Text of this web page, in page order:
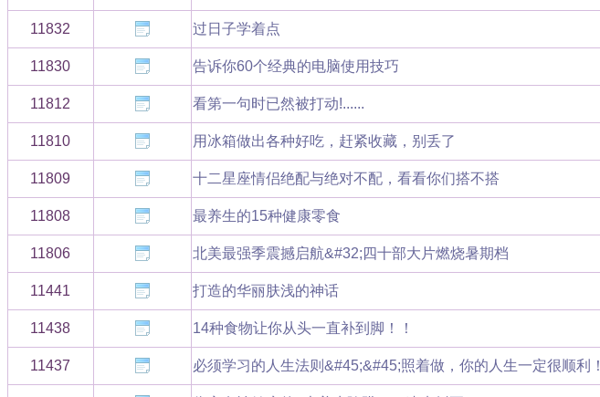
11832 过日子学着点
11830 告诉你60个经典的电脑使用技巧
11812 看第一句时已然被打动!......
11810 用冰箱做出各种好吃，赶紧收藏，别丢了
11809 十二星座情侣绝配与绝对不配，看看你们搭不搭
11808 最养生的15种健康零食
11806 北美最强季震撼启航&#32;四十部大片燃烧暑期档
11441 打造的华丽肤浅的神话
11438 14种食物让你从头一直补到脚！！
11437 必须学习的人生法则&#45;&#45;照着做，你的人生一定很顺利！